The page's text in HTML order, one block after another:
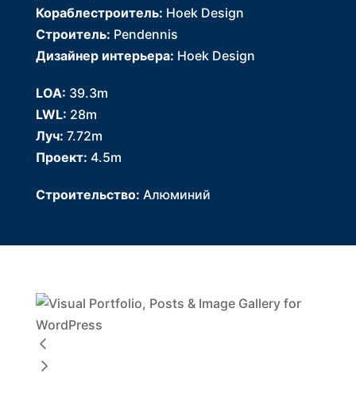
Кораблестроитель: Hoek Design
Строитель: Pendennis
Дизайнер интерьера: Hoek Design
LOA: 39.3m
LWL: 28m
Луч: 7.72m
Проект: 4.5m
Строительство: Алюминий